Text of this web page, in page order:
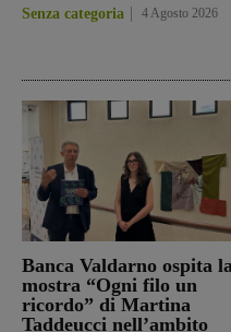
Senza categoria 4 Agosto 2026
Banca Valdarno ospita
mostra “Ogni filo un
ricordo” di Martina
Taddeucci nell’ambito